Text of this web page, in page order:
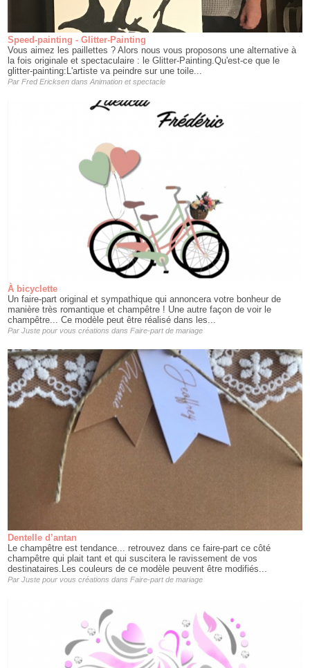
Speed-painting - Glitter-Painting
Vous aimez les paillettes ? Alors nous vous proposons une alternative à
la fois originale et spectaculaire : le Glitter-Painting.Qu'est-ce que le
glitter-painting:L'artiste va peindre sur une toile...
Par Fred Ericksendans Animation et spectacle
À bicyclette
Un faire-part original et sympathique qui annoncera votre bonheur de
manière très romantique et champêtre ! Une autre façon de voir le
champêtre... Ce modèle peut être réalisé dans les...
Par Juste pour vous créations dans Faire-part de mariage
Dentelle d’antan
Le champêtre est tendance... retrouvez dans ce faire-part ce côté
champêtre qui plait tant et qui suscitera le ravissement de vos
destinataires.Les couleurs de ce modèle peuvent être modifiés...
Par Juste pour vous créations dans Faire-part de mariage